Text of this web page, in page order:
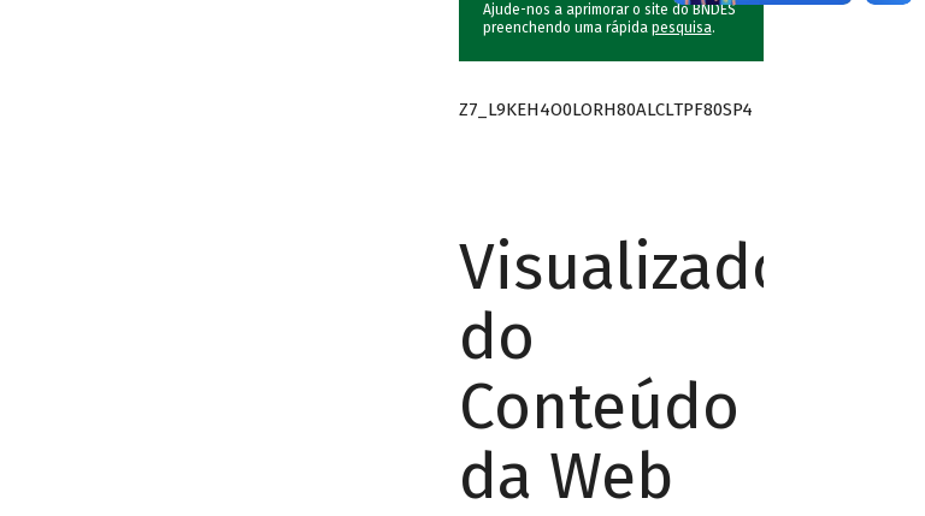
Ajude-nos a aprimorar o site do BNDES
preenchendo uma rápida pesquisa.
Z7_L9KEH4O0LORH80ALCLTPF80SP4
Visualizador
do
Conteúdo
da Web